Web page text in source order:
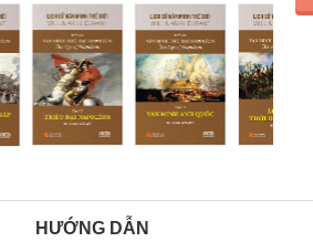
HƯỚNG DẪN